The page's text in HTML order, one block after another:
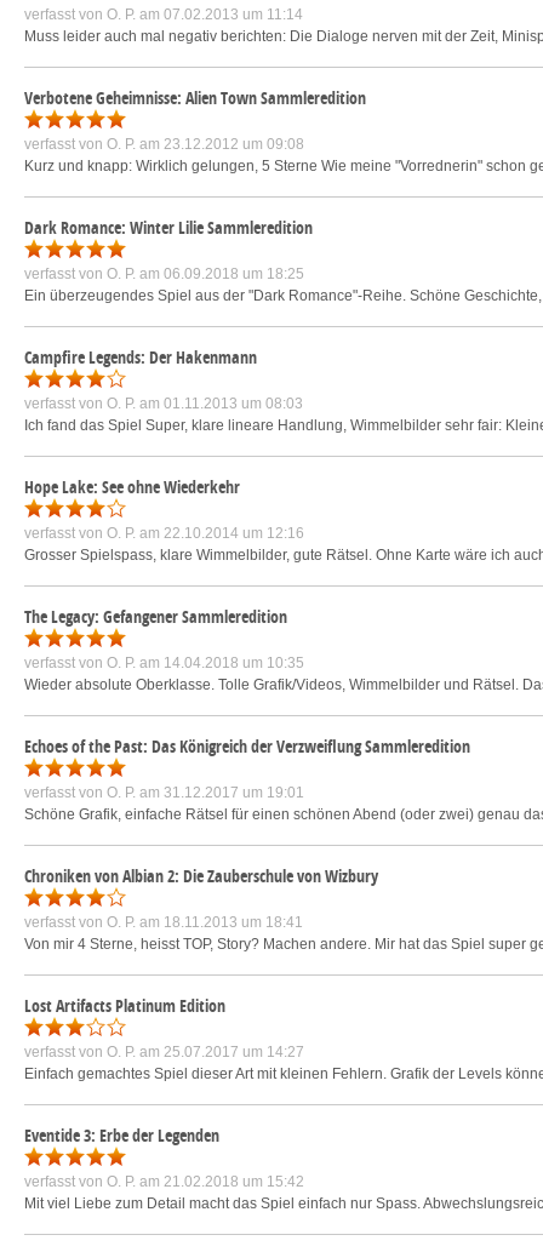
verfasst von O. P. am 07.02.2013 um 11:14
Muss leider auch mal negativ berichten: Die Dialoge nerven mit der Zeit,
Verbotene Geheimnisse: Alien Town Sammleredition
verfasst von O. P. am 23.12.2012 um 09:08
Kurz und knapp: Wirklich gelungen, 5 Sterne Wie meine "Vorrednerin" schon
Dark Romance: Winter Lilie Sammleredition
verfasst von O. P. am 06.09.2018 um 18:25
Ein überzeugendes Spiel aus der "Dark Romance"-Reihe. Schöne
Campfire Legends: Der Hakenmann
verfasst von O. P. am 01.11.2013 um 08:03
Ich fand das Spiel Super, klare lineare Handlung, Wimmelbilder sehr fair:
Hope Lake: See ohne Wiederkehr
verfasst von O. P. am 22.10.2014 um 12:16
Grosser Spielspass, klare Wimmelbilder, gute Rätsel. Ohne Karte wäre ich
The Legacy: Gefangener Sammleredition
verfasst von O. P. am 14.04.2018 um 10:35
Wieder absolute Oberklasse. Tolle Grafik/Videos, Wimmelbilder und Rätsel.
Echoes of the Past: Das Königreich der Verzweiflung Sammleredition
verfasst von O. P. am 31.12.2017 um 19:01
Schöne Grafik, einfache Rätsel für einen schönen Abend (oder zwei) genau
Chroniken von Albian 2: Die Zauberschule von Wizbury
verfasst von O. P. am 18.11.2013 um 18:41
Von mir 4 Sterne, heisst TOP, Story? Machen andere. Mir hat das Spiel
Lost Artifacts Platinum Edition
verfasst von O. P. am 25.07.2017 um 14:27
Einfach gemachtes Spiel dieser Art mit kleinen Fehlern. Grafik der Levels
Eventide 3: Erbe der Legenden
verfasst von O. P. am 21.02.2018 um 15:42
Mit viel Liebe zum Detail macht das Spiel einfach nur Spass.